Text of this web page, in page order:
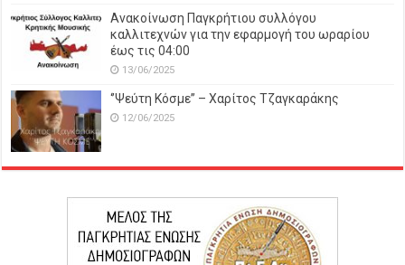
Ανακοίνωση Παγκρήτιου συλλόγου
καλλιτεχνών για την εφαρμογή του ωραρίου
έως τις 04:00
13/06/2025
‘’Ψεύτη Κόσμε’’ – Χαρίτος Τζαγκαράκης
12/06/2025